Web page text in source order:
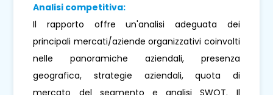
Analisi competitiva:
Il rapporto offre un'analisi adeguata dei
principali mercati/aziende organizzativi coinvolti
nelle panoramiche aziendali, presenza
geografica, strategie aziendali, quota di
mercato del segmento e analisi SWOT. Il